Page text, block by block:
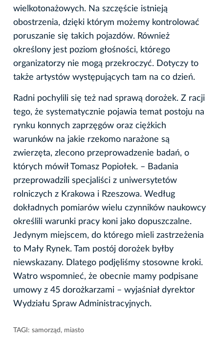
wielkotonażowych. Na szczęście istnieją
obostrzenia, dzięki którym możemy kontrolować
poruszanie się takich pojazdów. Również
określony jest poziom głośności, którego
organizatorzy nie mogą przekroczyć. Dotyczy to
także artystów występujących tam na co dzień.
Radni pochylili się też nad sprawą dorożek. Z racji
tego, że systematycznie pojawia temat postoju na
rynku konnych zaprzęgów oraz ciężkich
warunków na jakie rzekomo narażone są
zwierzęta, zlecono przeprowadzenie badań, o
których mówił Tomasz Popiołek. – Badania
przeprowadzili specjaliści z uniwersytetów
rolniczych z Krakowa i Rzeszowa. Według
dokładnych pomiarów wielu czynników naukowcy
określili warunki pracy koni jako dopuszczalne.
Jedynym miejscem, do którego mieli zastrzeżenia
to Mały Rynek. Tam postój dorożek byłby
niewskazany. Dlatego podjęliśmy stosowne kroki.
Watro wspomnieć, że obecnie mamy podpisane
umowy z 45 dorożkarzami – wyjaśniał dyrektor
Wydziału Spraw Administracyjnych.
TAGI: samorząd , miasto